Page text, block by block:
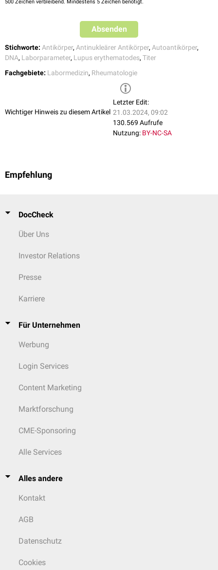
dsDNA-haltigesRiesenmitochondrium(Kinetoplast
Im Normalfall sollte derAntikörpertiter< 10 betragen.
Erhöhte Antikörper-Titer treten besonders bei SLE-Patienten auf. Jedoch
lassen sich auch im Rahmen anderer Kollagenosen dsDNA-Antikörper
500 Zeichen verbleibend. Mindestens 5 Zeichen benötigt.
Absenden
Stichworte: Antikörper, Antinukleärer Antikörper, Autoantikörper,
DNA, Laborparameter, Lupus erythematodes, Titer
Fachgebiete: Labormedizin, Rheumatologie
Wichtiger Hinweis zu diesem Artikel
Letzter Edit:
21.03.2024, 09:02
130.569 Aufrufe
Nutzung: BY-NC-SA
Empfehlung
DocCheck
Über Uns
Investor Relations
Presse
Karriere
Für Unternehmen
Werbung
Login Services
Content Marketing
Marktforschung
CME-Sponsoring
Alle Services
Alles andere
Kontakt
AGB
Datenschutz
Cookies